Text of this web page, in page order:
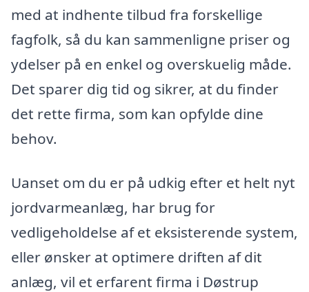
med at indhente tilbud fra forskellige
fagfolk, så du kan sammenligne priser og
ydelser på en enkel og overskuelig måde.
Det sparer dig tid og sikrer, at du finder
det rette firma, som kan opfylde dine
behov.
Uanset om du er på udkig efter et helt nyt
jordvarmeanlæg, har brug for
vedligeholdelse af et eksisterende system,
eller ønsker at optimere driften af dit
anlæg, vil et erfarent firma i Døstrup